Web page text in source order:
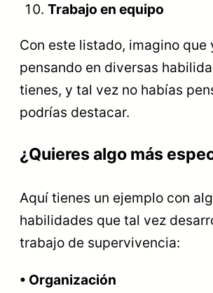
Trabajo en equipo
Con este listado, imagino que
pensando en diversas
tienes, y tal vez no habías
podrías destacar.
¿Quieres algo más
Aquí tienes un ejemplo con
habilidades que tal vez
trabajo de supervivencia:
• Organización